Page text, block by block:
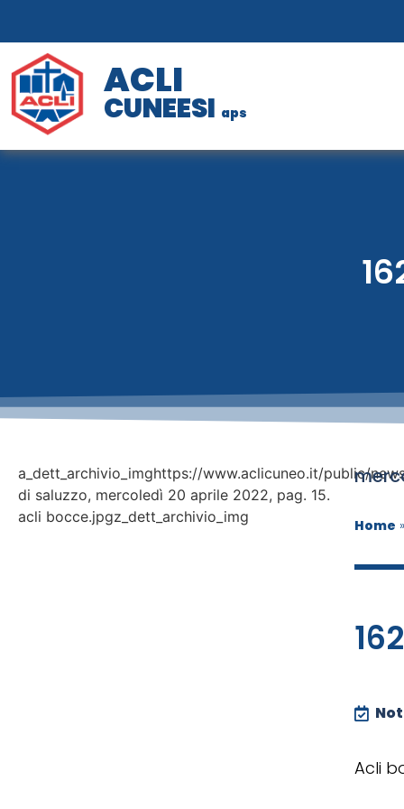
ACLI
CUNEESI aps
a_dett_archivio_imghttps://www.aclicuneo.it/public/
di saluzzo, mercoledì 20 aprile 2022, pag. 15.
acli bocce.jpgz_dett_archivio_img
Home
Acli